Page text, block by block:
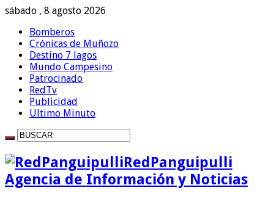
sábado , 8 agosto 2026
Bomberos
Crónicas de Muñozo
Destino 7 lagos
Mundo Campesino
Patrocinado
RedTv
Publicidad
Ultimo Minuto
RedPanguipulli
Agencia de Información y Noticias